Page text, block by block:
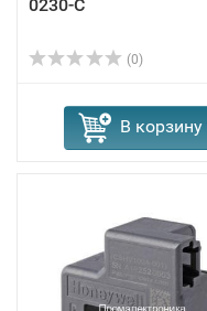
0230-C
(0)
В корзину